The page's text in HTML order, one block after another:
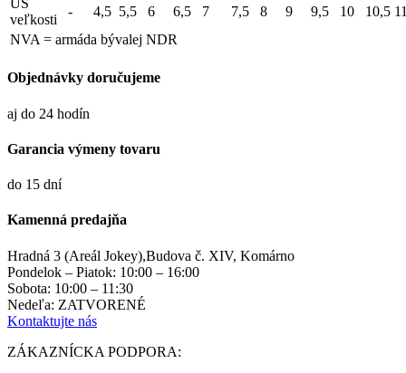
US
veľkosti
- 4,5 5,5 6 6,5 7 7,5 8 9 9,5 10 10,5
NVA = armáda bývalej NDR
Objednávky doručujeme
aj do 24 hodín
Garancia výmeny tovaru
do 15 dní
Kamenná predajňa
Hradná 3 (Areál Jokey),Budova č. XIV, Komárno
Pondelok – Piatok: 10:00 – 16:00
Sobota: 10:00 – 11:30
Nedeľa: ZATVORENÉ
Kontaktujte nás
ZÁKAZNÍCKA PODPORA: